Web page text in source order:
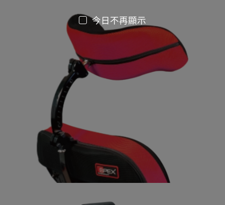
今日不再顯示